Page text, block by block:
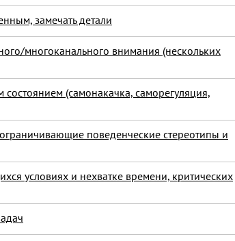
замечать детали
многоканального внимания (нескольких
(самонакачка, саморегуляция,
поведенческие стереотипы и
условиях и нехватке времени, критических